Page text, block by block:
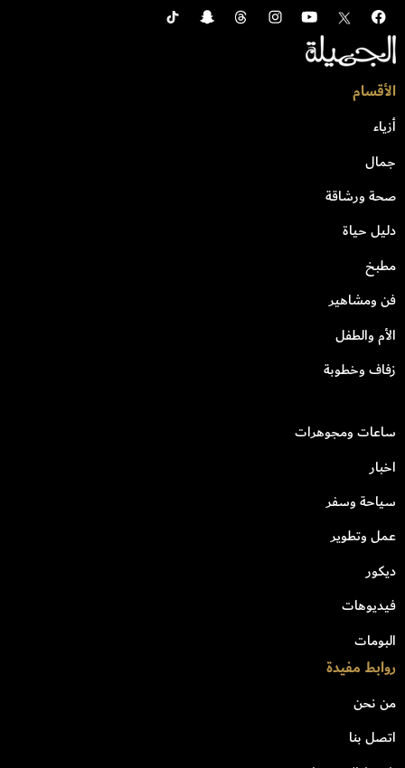
الأقسام
أزياء
جمال
صحة ورشاقة
دليل حياة
مطبخ
فن ومشاهير
الأم والطفل
زفاف وخطوبة
ساعات ومجوهرات
اخبار
سياحة وسفر
عمل وتطوير
ديكور
فيديوهات
البومات
روابط مفيدة
من نحن
اتصل بنا